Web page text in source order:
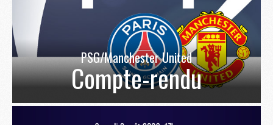
PSG/Manchester United
Compte-rendu